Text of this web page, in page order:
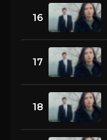
16
17
18